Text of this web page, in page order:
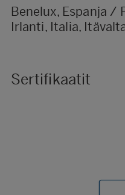
Benelux, Espanja /
Irlanti, Italia,
Sertifikaatit